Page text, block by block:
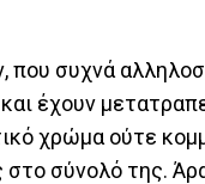
που συχνά
έχουν
χρώμα ούτε
σύνολό της.